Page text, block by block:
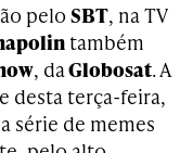
pelo SBT, na TV
também
, daGlobosat. A
desta terça-feira,
série de memes